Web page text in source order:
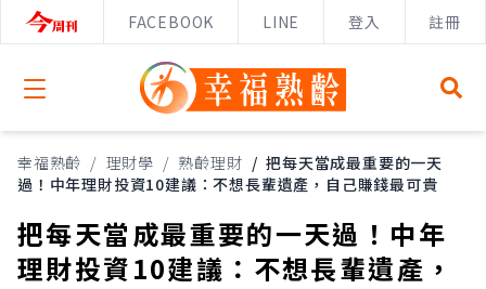
FACEBOOK LINE 登入 註冊
Open menu
幸福熟齡 / 理財學 / 熟齡理財 / 把每天當成最重要的一天
過！中年理財投資10建議：不想長輩遺產，自己賺錢最可貴
把每天當成最重要的一天過！中年
理財投資10建議：不想長輩遺產，